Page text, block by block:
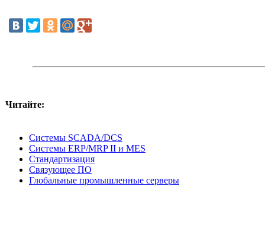
Читайте:
Системы SCADA/DCS
Системы ERP/MRP II и MES
Стандартизация
Связующее ПО
Глобальные промышленные серверы